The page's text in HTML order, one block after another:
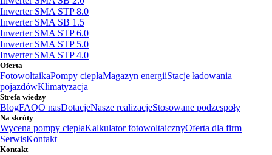
Inwerter SMA STP 8.0
Inwerter SMA SB 1.5
Inwerter SMA STP 6.0
Inwerter SMA STP 5.0
Inwerter SMA STP 4.0
Oferta
FotowoltaikaPompy ciepłaMagazyn energiiStacje ładowania
pojazdówKlimatyzacja
Strefa wiedzy
BlogFAQO nasDotacjeNasze realizacjeStosowane podzespoły
Na skróty
Wycena pompy ciepłaKalkulator fotowoltaicznyOferta dla firm
SerwisKontakt
Kontakt